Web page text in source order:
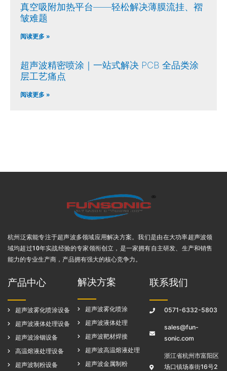
真空吸附加热平台——轻松解决薄膜流挂、褶
皱难题
阅读更多 »
超声波精密喷涂｜一站式解决 PCB 全品类涂
层工艺痛点
阅读更多 »
杭州泛索能专注于超声波多领域应用解决方案。我们是由在大功率超声波领
域均超过10年实战经验的专家领衔创立，是一家拥有自主研发、生产和销售
能力的专业生产商，产品拥有强大的核心竞争力。
产品中心
超声波雾化喷涂设备
超声波液体处理设备
超声波涂铟设备
高温熔液处理设备
超声波制粉设备
解决方案
超声波雾化喷涂
超声波液体处理
超声波靶材焊接
超声波高温熔液处理
超声波金属制粉
联系我们
0571-6332-5803
sales@fun-
sonic.com
浙江省杭州市富阳区
场口镇场泰街16号2